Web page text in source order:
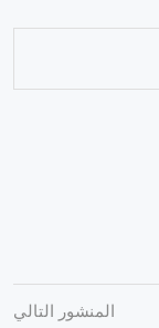
المنشور التالي